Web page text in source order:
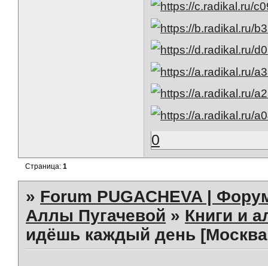
0
Страница:1
» Forum PUGACHEVA |
Аллы Пугачевой » Книги и
идёшь каждый день